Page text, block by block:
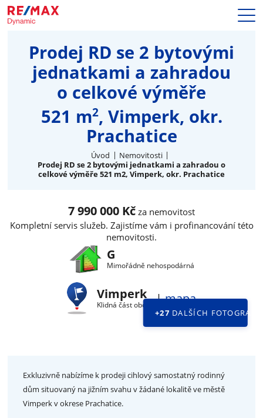
Naše služby
Nemovitosti
Makléři
Blog
Kariéra
Hypotéky
Kontakty
Prodej RD se 2 bytovými
jednatkami a zahradou
o celkové výměře
521 m2, Vimperk, okr.
Prachatice
Úvod
Nemovitosti
Prodej RD se 2 bytovými jednatkami a zahradou o
celkové výměře 521 m2, Vimperk, okr. Prachatice
7 990 000 Kč za nemovitost
Kompletní servis služeb. Zajistíme vám i profinancování této
nemovitosti.
G
Mimořádně nehospodárná
Vimperk
Klidná část obce |mapa
+27 DALŠÍCH FOTOGRAFII
Exkluzivně nabízíme k prodeji cihlový samostatný rodinný
dům situovaný na jižním svahu v žádané lokalitě ve městě
Vimperk v okrese Prachatice.